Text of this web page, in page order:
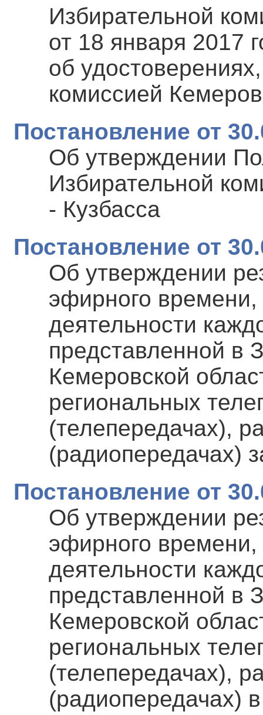
Избирательной
от 18 января
об
комиссией
Постановление от
Об утверждении
Избирательной
- Кузбасса
Постановление от
Об утверждении
эфирного времени,
деятельности
представленной в
Кемеровской
региональных
(телепередачах),
(радиопередачах)
Постановление от
Об утверждении
эфирного времени,
деятельности
представленной в
Кемеровской
региональных
(телепередачах),
(радиопередачах)